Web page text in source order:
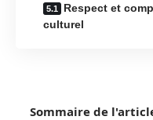
Respect et
culturel
Sommaire de